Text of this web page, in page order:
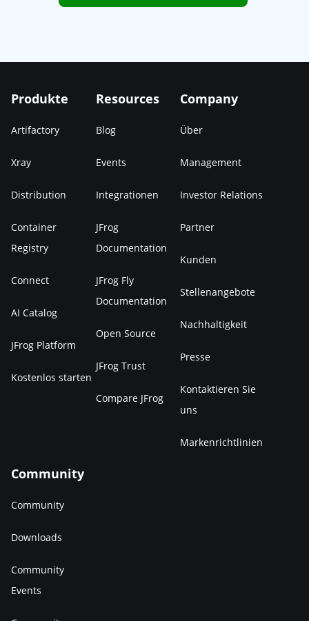
Produkte
Artifactory
Xray
Distribution
Container
Registry
Connect
AI Catalog
JFrog Platform
Kostenlos starten
Resources
Blog
Events
Integrationen
JFrog
Documentation
JFrog Fly
Documentation
Open Source
JFrog Trust
Compare JFrog
Company
Über
Management
Investor Relations
Partner
Kunden
Stellenangebote
Nachhaltigkeit
Presse
Kontaktieren Sie
uns
Markenrichtlinien
Community
Community
Downloads
Community
Events